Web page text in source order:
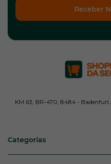
Receber
KM 63, BR-470, 8484 -
Categorias